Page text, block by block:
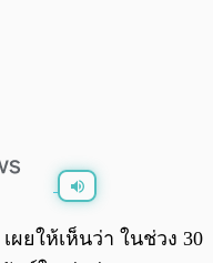
0:00 / 0:00
เผยให้เห็นว่า ในช่วง 30